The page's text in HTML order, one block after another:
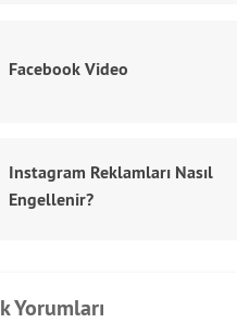
Facebook Video
Instagram Reklamları Nasıl
Engellenir?
Yorumları